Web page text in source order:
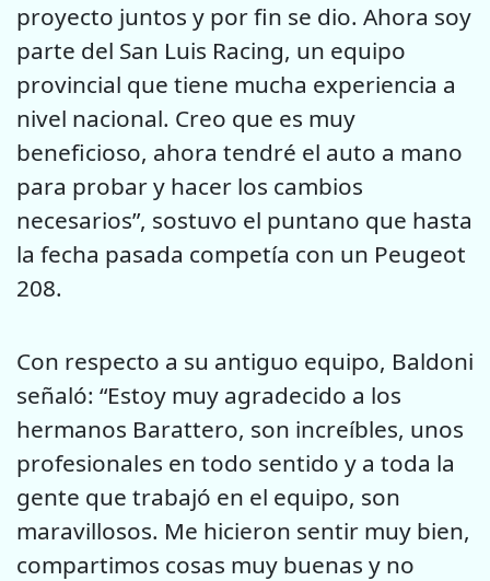
proyecto juntos y por fin se dio. Ahora soy
parte del San Luis Racing, un equipo
provincial que tiene mucha experiencia a
nivel nacional. Creo que es muy
beneficioso, ahora tendré el auto a mano
para probar y hacer los cambios
necesarios”, sostuvo el puntano que hasta
la fecha pasada competía con un Peugeot
208.
Con respecto a su antiguo equipo, Baldoni
señaló: “Estoy muy agradecido a los
hermanos Barattero, son increíbles, unos
profesionales en todo sentido y a toda la
gente que trabajó en el equipo, son
maravillosos. Me hicieron sentir muy bien,
compartimos cosas muy buenas y no